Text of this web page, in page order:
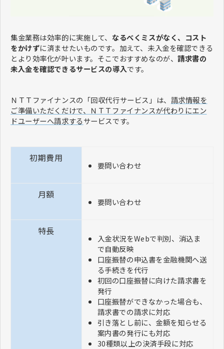
集金業務は効率的に実施して、 なるべくミスがなく、コスト
をかけずに済ませたいものです。加えて、未入金を確認できる
とより効率化が叶います。そこでおすすめなのが、請求書の
未入金を確認できるサービスの導入です。
ＮＴＴファイナンスの「回収代行サービス」は、 請求情報を
ご準備いただくだけで、ＮＴＴファイナンスが代わりにエン
ドユーザーへ請求するサービスです。
初期費用
要問い合わせ
月額
要問い合わせ
特長
入金状況をWebで判別、消込ま
で自動反映
口座振替の申込書を金融機関へ送
る手続きを代行
初回の口座振替に向けた請求書を
発行
口座振替ができなかった場合も、
請求書での請求に対応
引き落とし前に、金額を知らせる
案内書の発行にも対応
30種類以上の決済手段に対応